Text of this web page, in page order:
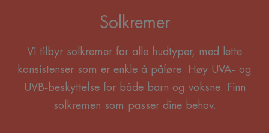
Solkremer
Vi tilbyr solkremer for alle hudtyper, med lette
konsistenser som er enkle å påføre. Høy UVA‑ og
UVB‑beskyttelse for både barn og voksne. Finn
solkremen som passer dine behov.